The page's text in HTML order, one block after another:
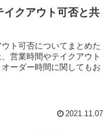
イクアウト可否と共
ト可否についてまとめた
営業時間やテイクアウト
ーダー時間に関してもお
2021.11.07